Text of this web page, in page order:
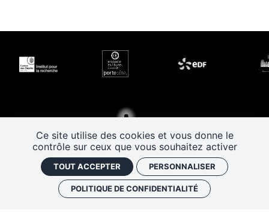
Ce site utilise des cookies et vous donne le
contrôle sur ceux que vous souhaitez activer
TOUT ACCEPTER PERSONNALISER
POLITIQUE DE CONFIDENTIALITÉ
Les Rendez-vous de l’histoire